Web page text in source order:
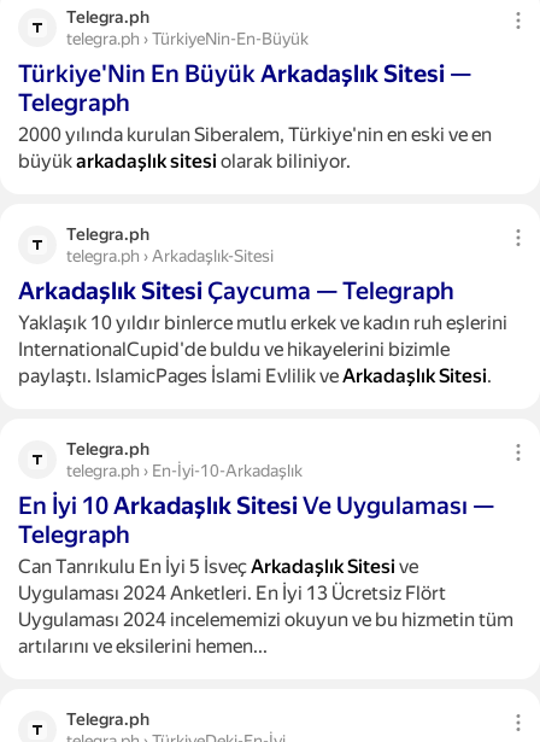
Telegra.ph
telegra.ph › TürkiyeNin-En-Büyük
Türkiye'Nin En BüyükArkadaşlık Sitesi —
Telegraph
2000 yılında kurulan Siberalem, Türkiye'nin en eski ve en
büyükarkadaşlıksitesi olarak biliniyor.
Telegra.ph
telegra.ph › Arkadaşlık-Sitesi
Arkadaşlık Sitesi Çaycuma — Telegraph
Yaklaşık 10 yıldır binlerce mutlu erkek ve kadın ruh eşlerini
InternationalCupid'de buldu ve hikayelerini bizimle
paylaştı. IslamicPages İslami Evlilik veArkadaşlıkSitesi.
Telegra.ph
telegra.ph › En-İyi-10-Arkadaşlık
En İyi 10Arkadaşlık SitesiVe Uygulaması —
Telegraph
Can Tanrıkulu En İyi 5 İsveçArkadaşlıkSitesi ve
Uygulaması 2024 Anketleri. En İyi 13 Ücretsiz Flört
Uygulaması 2024 incelememizi okuyun ve bu hizmetin tüm
artılarını ve eksilerini hemen...
Telegra.ph